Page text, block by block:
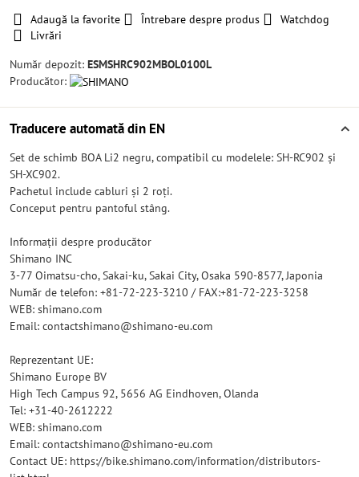
Adaugă la favorite
Întrebare despre produs
Watchdog
Livrări
Număr depozit: ESMSHRC902MBOL0100L
Producător:
Traducere automată din EN
Set de schimb BOA Li2 negru, compatibil cu modelele: SH-RC902 și
SH-XC902.
Pachetul include cabluri și 2 roți.
Conceput pentru pantoful stâng.
Informații despre producător
Shimano INC
3-77 Oimatsu-cho, Sakai-ku, Sakai City, Osaka 590-8577, Japonia
Număr de telefon: +81-72-223-3210 / FAX:+81-72-223-3258
WEB: shimano.com
Email: contactshimano@shimano-eu.com
Reprezentant UE:
Shimano Europe BV
High Tech Campus 92, 5656 AG Eindhoven, Olanda
Tel: +31-40-2612222
WEB: shimano.com
Email: contactshimano@shimano-eu.com
Contact UE: https://bike.shimano.com/information/distributors-